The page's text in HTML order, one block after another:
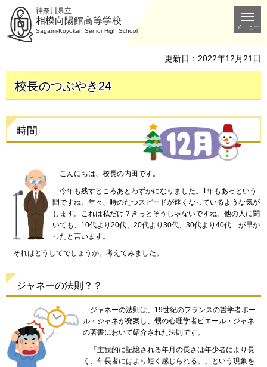
神奈川県立
相模向陽館高等学校
Sagami-Koyokan Senior High School
メニュー
更新日：2022年12月21日
校長のつぶやき24
時間
こんにちは、 校長の内田です。
今年も残すところあとわずかになりました。1年もあっという
間ですね。年々、時のたつスピードが速くなっているような気が
します。これは私だけ？きっとそうじゃないですね。他の人に聞
いても、10代より20代、20代より30代、30代より40代…が早か
ったと言います。
それは どうしてでしょうか。考えてみました。
ジャネーの法則？？
ジャネーの法則は、19世紀のフランスの哲学者ポー
ル・ジャネが発案し、甥の心理学者ピエール・ジャネ
の著書において紹介された法則です。
「主観的に記憶される年月の長さは年少者により長
く、年長者にはより短く感じられる。」という現象を